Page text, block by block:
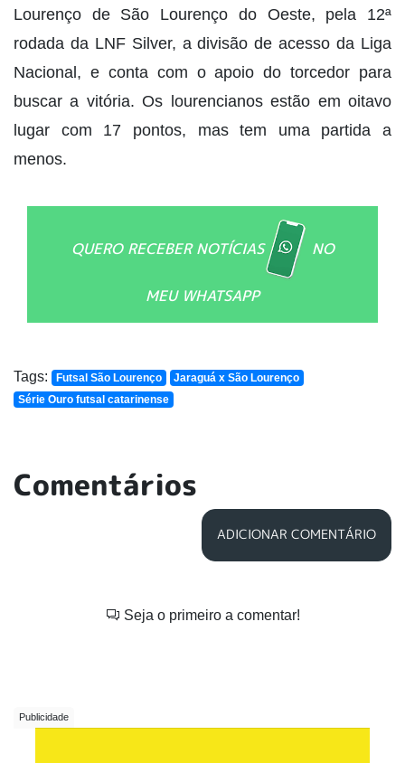
Lourenço de São Lourenço do Oeste, pela 12ª
rodada da LNF Silver, a divisão de acesso da Liga
Nacional, e conta com o apoio do torcedor para
buscar a vitória. Os lourencianos estão em oitavo
lugar com 17 pontos, mas tem uma partida a
menos.
QUERO RECEBER NOTÍCIAS NO
MEU WHATSAPP
Tags: Futsal São Lourenço
Jaraguá x São Lourenço
Série Ouro futsal catarinense
Comentários
ADICIONAR COMENTÁRIO
Seja o primeiro a comentar!